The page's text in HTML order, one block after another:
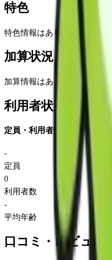
特色
特色情報はありません
加算状況
加算情報はありません
利用者状況
定員・利用者数
-
定員
0
利用者数
-
平均年齢
口コミ・レビュー